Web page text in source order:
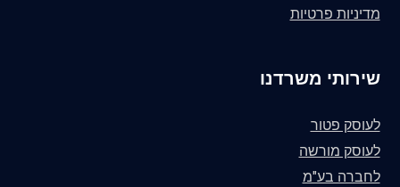
מדיניות פרטיות
שירותי משרדנו
לעוסק פטור
לעוסק מורשה
לחברה בע"מ